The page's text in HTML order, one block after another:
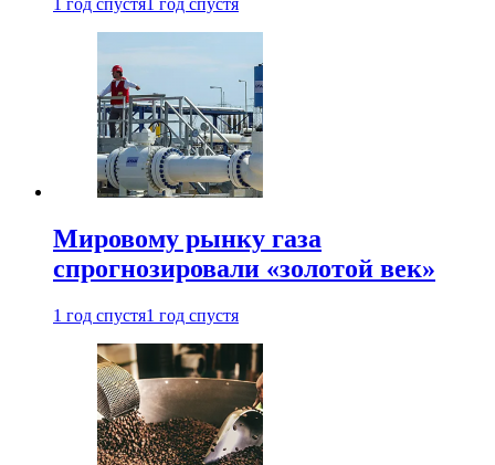
1 год спустя1 год спустя
Мировому рынку газа
спрогнозировали «золотой век»
1 год спустя1 год спустя